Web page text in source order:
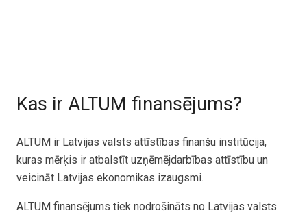
Kas ir ALTUM finansējums?
ALTUM ir Latvijas valsts attīstības finanšu institūcija,
kuras mērķis ir atbalstīt uzņēmējdarbības attīstību un
veicināt Latvijas ekonomikas izaugsmi.
ALTUM finansējums tiek nodrošināts no Latvijas valsts